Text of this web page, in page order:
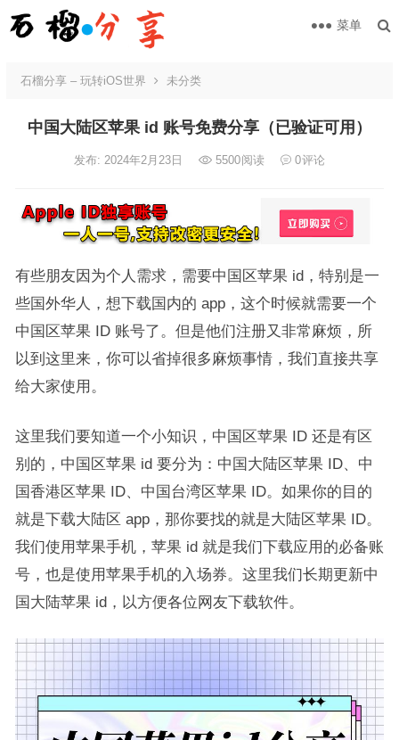
菜单
石榴分享 – 玩转iOS世界 未分类
中国大陆区苹果 id 账号免费分享（已验证可用）
发布: 2024年2月23日 5500阅读 0评论
有些朋友因为个人需求，需要中国区苹果 id，特别是一
些国外华人，想下载国内的 app，这个时候就需要一个
中国区苹果 ID 账号了。但是他们注册又非常麻烦，所
以到这里来，你可以省掉很多麻烦事情，我们直接共享
给大家使用。
这里我们要知道一个小知识，中国区苹果 ID 还是有区
别的，中国区苹果 id 要分为：中国大陆区苹果 ID、中
国香港区苹果 ID、中国台湾区苹果 ID。如果你的目的
就是下载大陆区 app，那你要找的就是大陆区苹果 ID。
我们使用苹果手机，苹果 id 就是我们下载应用的必备账
号，也是使用苹果手机的入场券。这里我们长期更新中
国大陆苹果 id，以方便各位网友下载软件。